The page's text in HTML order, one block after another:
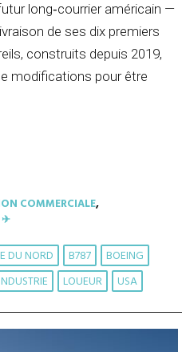
long‑courrier américain —
de ses dix premiers
construits depuis 2019,
modifications pour être
COMMERCIALE,
✈︎
DU NORD B787
BOEING
LOUEUR USA